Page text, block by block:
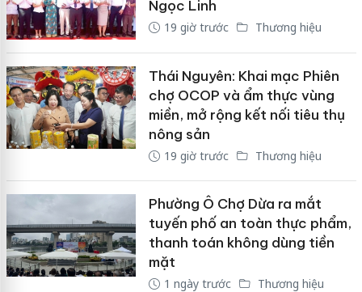
Ngọc Linh
19 giờ trước Thương hiệu
Thái Nguyên: Khai mạc Phiên
chợ OCOP và ẩm thực vùng
miền, mở rộng kết nối tiêu thụ
nông sản
19 giờ trước Thương hiệu
Phường Ô Chợ Dừa ra mắt
tuyến phố an toàn thực phẩm,
thanh toán không dùng tiền
mặt
1 ngày trước Thương hiệu